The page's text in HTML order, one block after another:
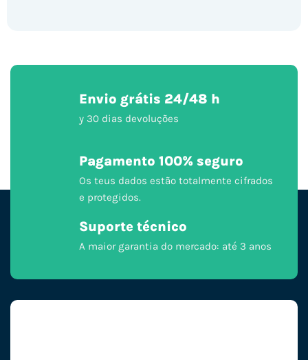
Envio grátis 24/48 h
y 30 dias devoluções
Pagamento 100% seguro
Os teus dados estão totalmente cifrados
e protegidos.
Suporte técnico
A maior garantia do mercado: até 3 anos